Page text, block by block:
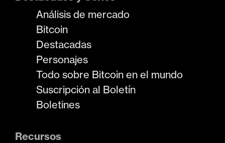
Análisis de mercado
Bitcoin
Destacadas
Personajes
Todo sobre Bitcoin en el mundo
Suscripción al Boletín
Boletines
Recursos